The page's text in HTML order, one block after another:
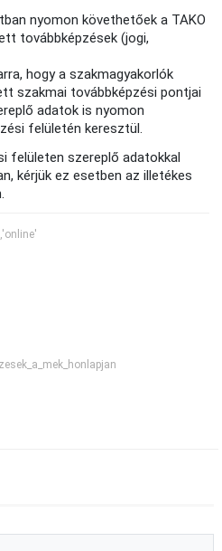
nyomon követhetőek a TAKO
továbbképzések (jogi,
hogy a szakmagyakorlók
szakmai továbbképzési pontjai
adatok is nyomon
felületén keresztül.
felületen szereplő adatokkal
kérjük ez esetben az illetékes